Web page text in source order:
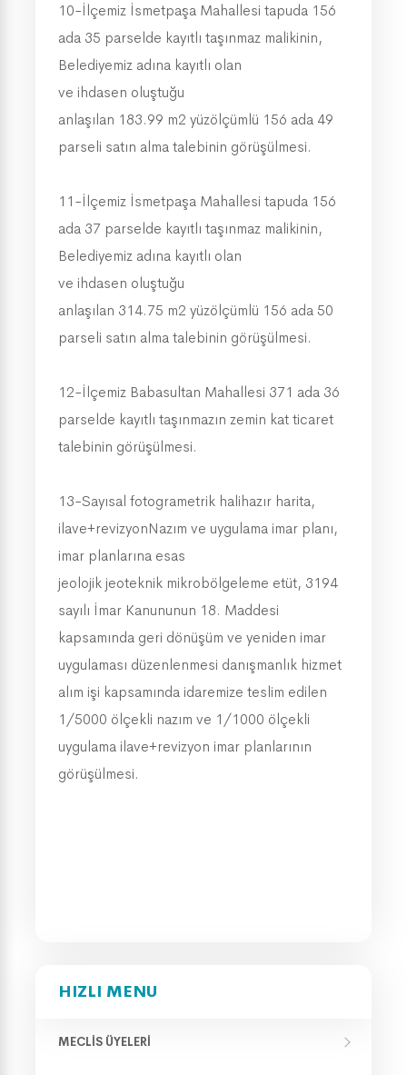
HIZLI MENU
MECLIS ÜYELERI
10-İlçemiz İsmetpaşa Mahallesi tapuda 156
ada 35 parselde kayıtlı taşınmaz malikinin,
Belediyemiz adına kayıtlı olan
ve ihdasen oluştuğu
anlaşılan 183.99 m2 yüzölçümlü 156 ada 49
parseli satın alma talebinin görüşülmesi.
11-İlçemiz İsmetpaşa Mahallesi tapuda 156
ada 37 parselde kayıtlı taşınmaz malikinin,
Belediyemiz adına kayıtlı olan
ve ihdasen oluştuğu
anlaşılan 314.75 m2 yüzölçümlü 156 ada 50
parseli satın alma talebinin görüşülmesi.
12-İlçemiz Babasultan Mahallesi 371 ada 36
parselde kayıtlı taşınmazın zemin kat ticaret
talebinin görüşülmesi.
13-Sayısal fotogrametrik halihazır harita,
ilave+revizyonNazım ve uygulama imar planı,
imar planlarına esas
jeolojik jeoteknik mikrobölgeleme etüt, 3194
sayılı İmar Kanununun 18. Maddesi
kapsamında geri dönüşüm ve yeniden imar
uygulaması düzenlenmesi danışmanlık hizmet
alım işi kapsamında idaremize teslim edilen
1/5000 ölçekli nazım ve 1/1000 ölçekli
uygulama ilave+revizyon imar planlarının
görüşülmesi.